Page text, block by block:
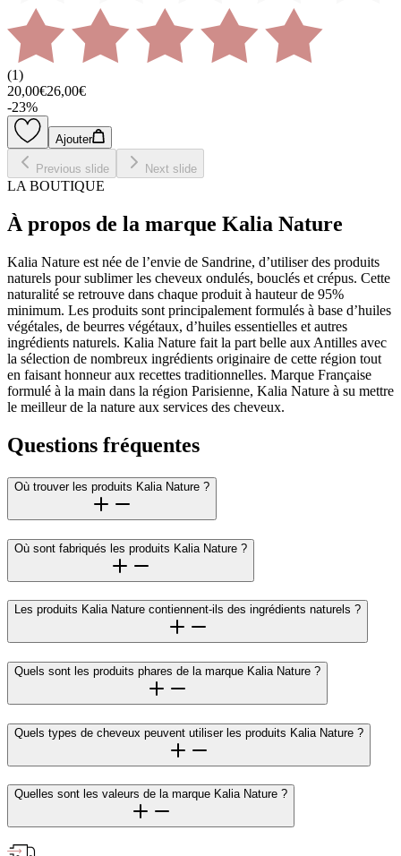
(1)
20,00€26,00€
-23%
Ajouter
Previous slide Next slide
LA BOUTIQUE
À propos de la marque Kalia Nature
Kalia Nature est née de l’envie de Sandrine, d’utiliser des produits
naturels pour sublimer les cheveux ondulés, bouclés et crépus. Cette
naturalité se retrouve dans chaque produit à hauteur de 95%
minimum. Les produits sont principalement formulés à base d’huiles
végétales, de beurres végétaux, d’huiles essentielles et autres
ingrédients naturels. Kalia Nature fait la part belle aux Antilles avec
la sélection de nombreux ingrédients originaire de cette région tout
en faisant honneur aux recettes traditionnelles. Marque Française
formulé à la main dans la région Parisienne, Kalia Nature à su mettre
le meilleur de la nature aux services des cheveux.
Questions fréquentes
Où trouver les produits Kalia Nature ?
Où sont fabriqués les produits Kalia Nature ?
Les produits Kalia Nature contiennent-ils des ingrédients naturels ?
Quels sont les produits phares de la marque Kalia Nature ?
Quels types de cheveux peuvent utiliser les produits Kalia Nature ?
Quelles sont les valeurs de la marque Kalia Nature ?